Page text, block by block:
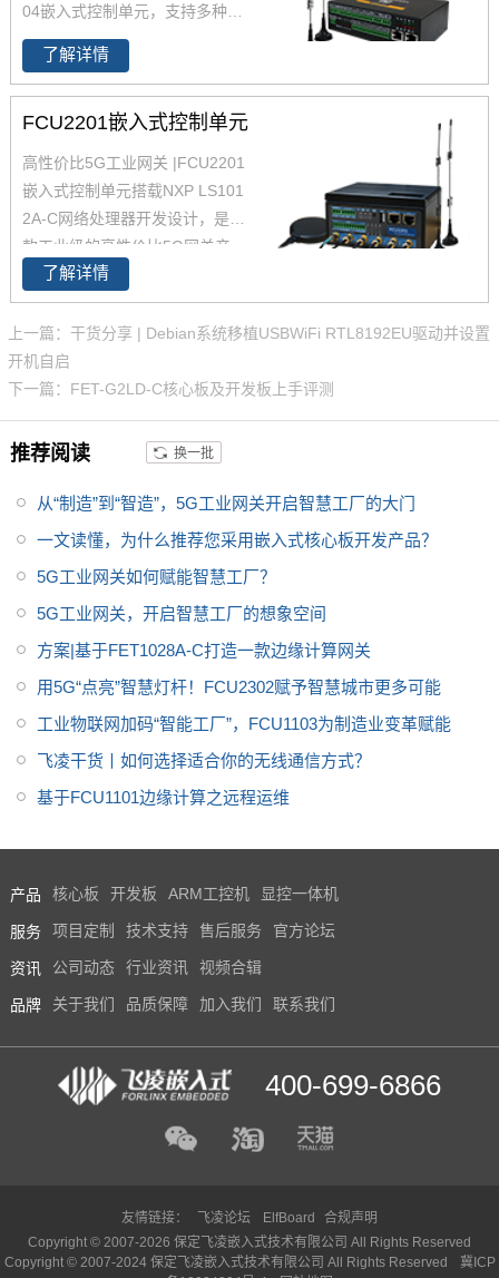
广泛适用于智慧城市、智慧工
厂、智慧电力、智慧水务、智慧
农业、安防监控等行业。 软件采
的第三方组件Samba、Lighttp
d、虚拟化技术（Docker、LX
C、QEMU）、IPSEC、OpenSS
L等。提供开放的系统API，方便
用户二次开发。
04嵌入式控制单元，支持多种网
络协议；工业网关集成8路RS48
5 /RS232、2路以太网、4G、Wi
Fi、LoRa 等实用资源；Linux工
业网关支持二次开发；智能网关,
口防护设计，1.5KV隔离保护，E
SD 4级更稳定。网关多用于电力
监测，大气环境监测等。
了解详情
FCU2201嵌入式控制单元
高性价比5G工业网关 |FCU2201
嵌入式控制单元搭载NXP LS101
2A-C网络处理器开发设计，是一
款工业级的高性价比5G网关产
品，采用无风扇散热设计；CPU
主频1GHz，RAM 512MB，满足
一般边缘计算和数据转发的能
力；并支持Ubuntu18.04和Open
WRT系统，方便用户二次开发设
方式，可更换为4G模组做成本优
化；以及支持5个RS485接口，
其中4个可拆卸做成本优化；产品
慧城市、智慧医疗等领域，关于
传感器数据采集、网络摄像头图
像采集、数据的处理、存储、5G
了解详情
上一篇：干货分享 | Debian系统移植USBWiFi RTL8192EU驱动并设置
开机自启
下一篇：FET-G2LD-C核心板及开发板上手评测
推荐阅读 换一批
从“制造”到“智造”，5G工业网关开启智慧工厂的大门
一文读懂，为什么推荐您采用嵌入式核心板开发产品？
5G工业网关如何赋能智慧工厂？
5G工业网关，开启智慧工厂的想象空间
方案|基于FET1028A-C打造一款边缘计算网关
用5G“点亮”智慧灯杆！FCU2302赋予智慧城市更多可能
工业物联网加码“智能工厂”，FCU1103为制造业变革赋能
飞凌干货丨如何选择适合你的无线通信方式？
基于FCU1101边缘计算之远程运维
产品 核心板 开发板 ARM工控机 显控一体机
服务 项目定制 技术支持 售后服务 官方论坛
资讯 公司动态 行业资讯 视频合辑
品牌 关于我们 品质保障 加入我们 联系我们
400-699-6866
友情链接： 飞凌论坛 ElfBoard
合规声明
Copyright © 2007-2026 保定飞凌嵌入式技术有限公司 All Rights Reserved
Copyright © 2007-2024 保定飞凌嵌入式技术有限公司 All Rights Reserved
冀ICP